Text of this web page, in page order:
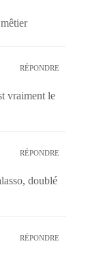
RÉPONDRE
vraiment le
RÉPONDRE
doublé
RÉPONDRE